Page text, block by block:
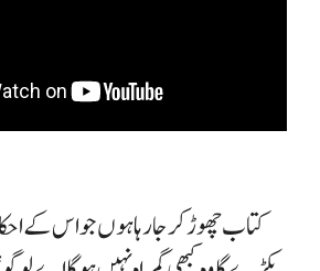
کتاب چھوڑ کر جا رہا ہوں جو اس کے